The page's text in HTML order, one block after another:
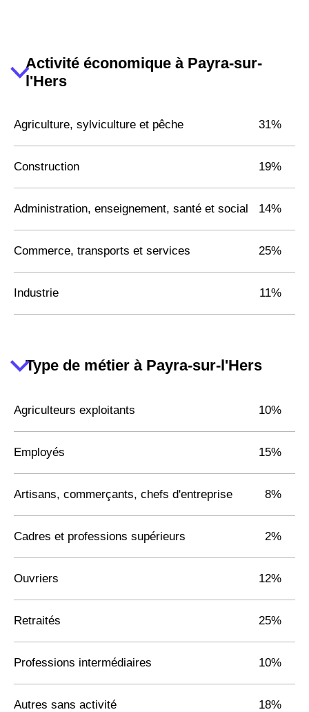
Activité économique à Payra-sur-
l'Hers
Agriculture, sylviculture et pêche 31%
Construction 19%
Administration, enseignement, santé et social 14%
Commerce, transports et services 25%
Industrie 11%
Type de métier à Payra-sur-l'Hers
Agriculteurs exploitants 10%
Employés 15%
Artisans, commerçants, chefs d'entreprise 8%
Cadres et professions supérieurs 2%
Ouvriers 12%
Retraités 25%
Professions intermédiaires 10%
Autres sans activité 18%